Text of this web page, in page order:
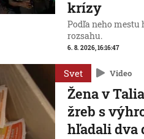
krízy
Podľa neho
rozsahu.
6. 8. 2026, 16:16:47
Svet Video
Žena v
žreb s
hľadali dva